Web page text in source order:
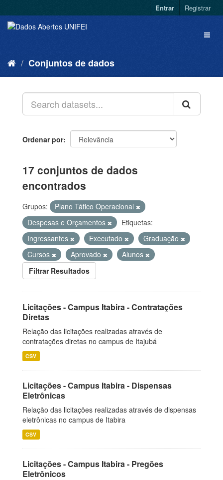
Entrar Registrar
Conjuntos de dados
Ordenar por
17 conjuntos de dados
encontrados
Grupos:
Plano Tático Operacional
Despesas e Orçamentos
Etiquetas:
Ingressantes
Executado
Graduação
Cursos
Aprovado
Alunos
Filtrar Resultados
Licitações - Campus Itabira - Contratações
Diretas
Relação das licitações realizadas através de
contratações diretas no campus de Itajubá
CSV
Licitações - Campus Itabira - Dispensas
Eletrônicas
Relação das licitações realizadas através de dispensas
eletrônicas no campus de Itabira
CSV
Licitações - Campus Itabira - Pregões
Eletrônicos